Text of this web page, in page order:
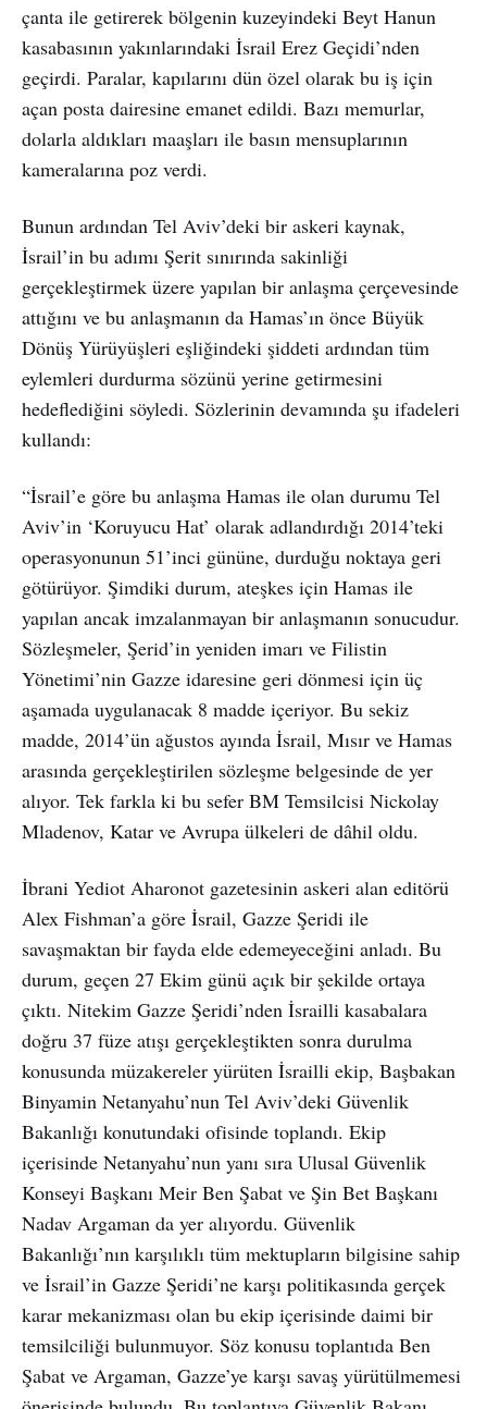
çanta ile getirerek bölgenin kuzeyindeki Beyt Hanun
kasabasının yakınlarındaki İsrail Erez Geçidi’nden
geçirdi. Paralar, kapılarını dün özel olarak bu iş için
açan posta dairesine emanet edildi. Bazı memurlar,
dolarla aldıkları maaşları ile basın mensuplarının
kameralarına poz verdi.
Bunun ardından Tel Aviv’deki bir askeri kaynak,
İsrail’in bu adımı Şerit sınırında sakinliği
gerçekleştirmek üzere yapılan bir anlaşma çerçevesinde
attığını ve bu anlaşmanın da Hamas’ın önce Büyük
Dönüş Yürüyüşleri eşliğindeki şiddeti ardından tüm
eylemleri durdurma sözünü yerine getirmesini
hedeflediğini söyledi. Sözlerinin devamında şu ifadeleri
kullandı:
“İsrail’e göre bu anlaşma Hamas ile olan durumu Tel
Aviv’in ‘Koruyucu Hat’ olarak adlandırdığı 2014’teki
operasyonunun 51’inci gününe, durduğu noktaya geri
götürüyor. Şimdiki durum, ateşkes için Hamas ile
yapılan ancak imzalanmayan bir anlaşmanın sonucudur.
Sözleşmeler, Şerid’in yeniden imarı ve Filistin
Yönetimi’nin Gazze idaresine geri dönmesi için üç
aşamada uygulanacak 8 madde içeriyor. Bu sekiz
madde, 2014’ün ağustos ayında İsrail, Mısır ve Hamas
arasında gerçekleştirilen sözleşme belgesinde de yer
alıyor. Tek farkla ki bu sefer BM Temsilcisi Nickolay
Mladenov, Katar ve Avrupa ülkeleri de dâhil oldu.
İbrani Yediot Aharonot gazetesinin askeri alan editörü
Alex Fishman’a göre İsrail, Gazze Şeridi ile
savaşmaktan bir fayda elde edemeyeceğini anladı. Bu
durum, geçen 27 Ekim günü açık bir şekilde ortaya
çıktı. Nitekim Gazze Şeridi’nden İsrailli kasabalara
doğru 37 füze atışı gerçekleştikten sonra durulma
konusunda müzakereler yürüten İsrailli ekip, Başbakan
Binyamin Netanyahu’nun Tel Aviv’deki Güvenlik
Bakanlığı konutundaki ofisinde toplandı. Ekip
içerisinde Netanyahu’nun yanı sıra Ulusal Güvenlik
Konseyi Başkanı Meir Ben Şabat ve Şin Bet Başkanı
Nadav Argaman da yer alıyordu. Güvenlik
Bakanlığı’nın karşılıklı tüm mektupların bilgisine sahip
ve İsrail’in Gazze Şeridi’ne karşı politikasında gerçek
karar mekanizması olan bu ekip içerisinde daimi bir
temsilciliği bulunmuyor. Söz konusu toplantıda Ben
Şabat ve Argaman, Gazze’ye karşı savaş yürütülmemesi